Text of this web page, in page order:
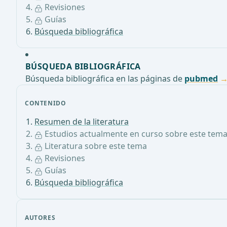
CONTENIDO
Resumen de la literatura
Estudios actualmente en curso sobre este tema
Literatura sobre este tema
Revisiones
Guías
Búsqueda bibliográfica
AUTORES
Revisiones
Guías
Búsqueda bibliográfica
BÚSQUEDA BIBLIOGRÁFICA
Búsqueda bibliográfica en las páginas de pubmed